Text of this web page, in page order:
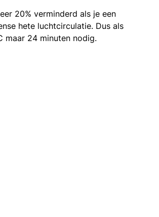
20% verminderd als je een
hete luchtcirculatie. Dus als
maar 24 minuten nodig.